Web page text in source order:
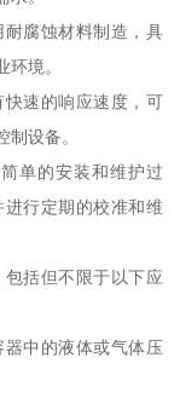
腐蚀材料制造，具
境。
速的响应速度，可
设备。
单的安装和维护过
行定期的校准和维
括但不限于以下应
中的液体或气体压